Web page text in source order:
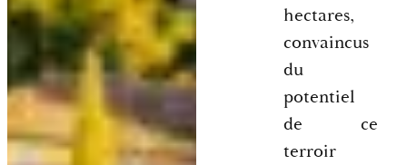
hectares,
convaincus
du
potentiel
de ce
terroir